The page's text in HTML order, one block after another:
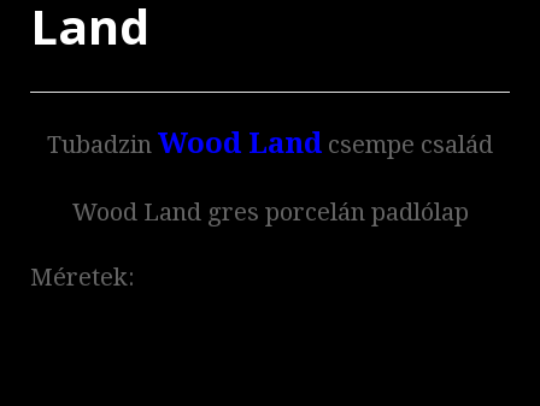
Land
Tubadzin Wood Land csempe család
Wood Land gres porcelán padlólap
Méretek: